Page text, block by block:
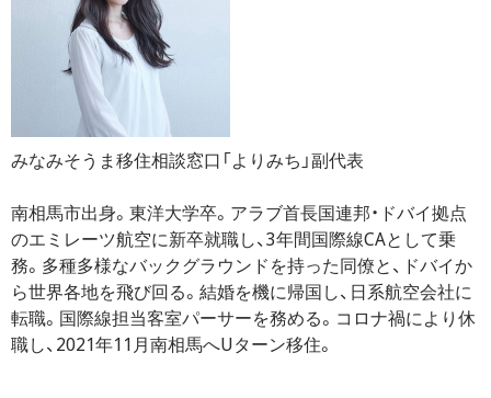
みなみそうま移住相談窓口「よりみち」副代表
南相馬市出身。東洋大学卒。アラブ首長国連邦・ドバイ拠点
のエミレーツ航空に新卒就職し、3年間国際線CAとして乗
務。多種多様なバックグラウンドを持った同僚と、ドバイか
ら世界各地を飛び回る。結婚を機に帰国し、日系航空会社に
転職。国際線担当客室パーサーを務める。コロナ禍により休
職し、2021年11月南相馬へUターン移住。